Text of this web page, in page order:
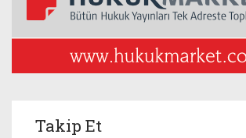
Takip Et